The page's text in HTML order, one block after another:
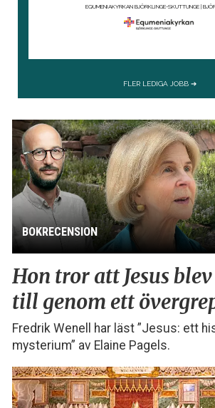
BOKRECENSION
Hon tror att Jesus blev
till genom ett
Fredrik Wenell har läst ”Jesus: ett
mysterium” av Elaine Pagels.